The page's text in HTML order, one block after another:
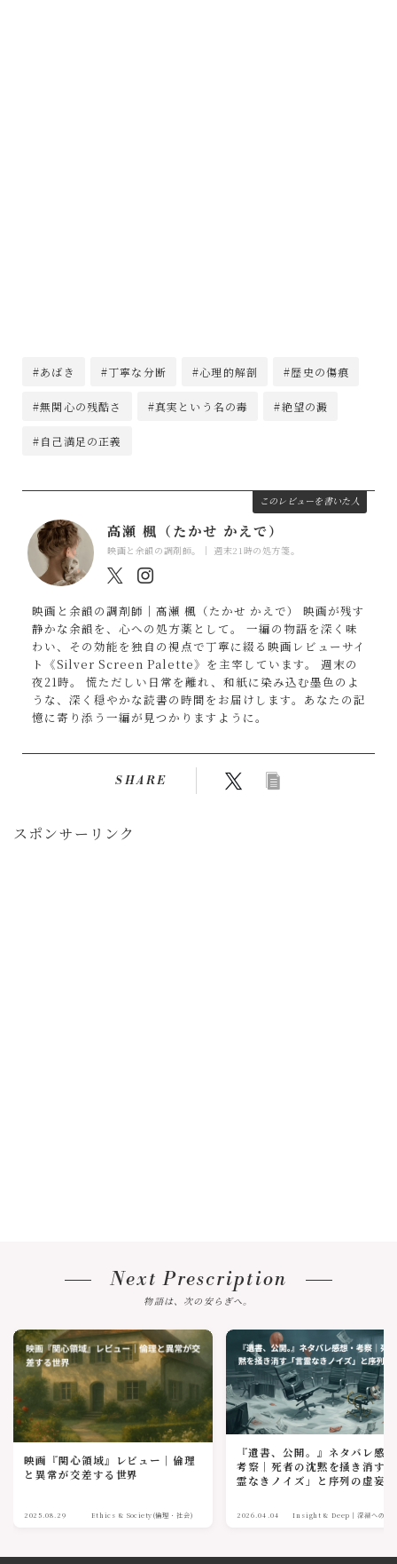
#あばき #丁寧な分断 #心理的解剖 #歴史の傷痕
#無関心の残酷さ #真実という名の毒 #絶望の澱
#自己満足の正義
このレビューを書いた人
高瀬 楓（たかせ かえで）
映画と余韻の調剤師。｜ 週末21時の処方箋。
映画と余韻の調剤師｜高瀬 楓（たかせ かえで） 映画が残す
静かな余韻を、心への処方薬として。 一編の物語を深く味
わい、その効能を独自の視点で丁寧に綴る映画レビューサイ
ト《Silver Screen Palette》を主宰しています。 週末の
夜21時。 慌ただしい日常を離れ、和紙に染み込む墨色のよ
うな、深く穏やかな読書の時間をお届けします。あなたの記
憶に寄り添う一編が見つかりますように。
SHARE
スポンサーリンク
Next Prescription
物語は、次の安らぎへ。
映画『関心領域』レビュー｜倫理
と異常が交差する世界
2025.08.29 Ethics & Society(倫理・社会)
『遺書、公開。』ネタバレ感
考察｜死者の沈黙を掻き消す
霊なきノイズ」と序列の虚妄
2026.04.04 Insight & Deep｜深淵への眼